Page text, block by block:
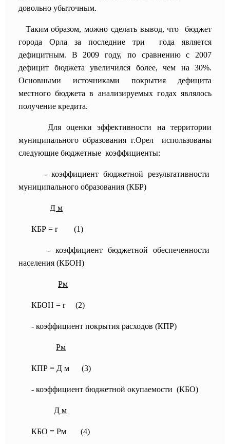
довольно убыточным.
Таким образом, можно сделать вывод, что бюджет
города Орла за последние три года является
дефицитным. В 2009 году, по сравнению с 2007
дефицит бюджета увеличился более, чем на 30%.
Основными источниками покрытия дефицита
местного бюджета в анализируемых годах являлось
получение кредита.
Для оценки эффективности на территории
муниципального образования г.Орел использованы
следующие бюджетные коэффициенты:
- коэффициент бюджетной результативности
муниципального образования (КБР)
Д м
КБР = r (1)
- коэффициент бюджетной обеспеченности
населения (КБОН)
Рм
КБОН = r (2)
- коэффициент покрытия расходов (КПР)
Рм
КПР = Д м (3)
- коэффициент бюджетной окупаемости (КБО)
Д м
КБО = Рм (4)